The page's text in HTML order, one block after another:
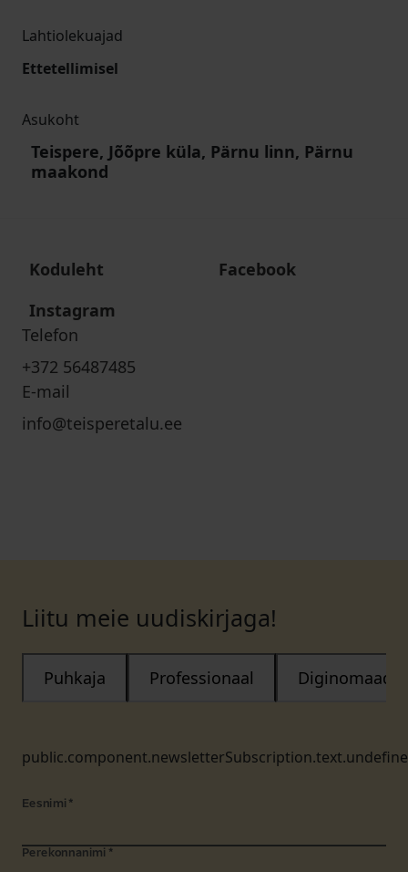
Lahtiolekuajad
Ettetellimisel
Asukoht
Teispere, Jõõpre küla, Pärnu linn, Pärnu
maakond
Koduleht
Facebook
Instagram
Telefon
+372 56487485
E-mail
info@teisperetalu.ee
Liitu meie uudiskirjaga!
Puhkaja Professionaal Diginomaad
Eesnimi *
Perekonnanimi *